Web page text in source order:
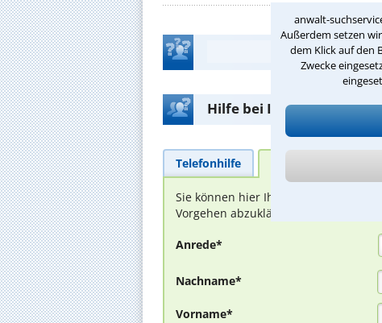
anwalt-
Außerdem setzen
dem Klick auf den
Zwecke
Hilfe bei Ihrer
Telefonhilfe
Sie können hier Ihren Fall schildern.
Vorgehen abzuklären. Die
Anrede*
Nachname*
Vorname*